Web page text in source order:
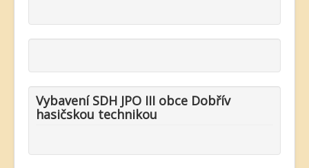
Vybavení SDH JPO III obce Dobřív
hasičskou technikou